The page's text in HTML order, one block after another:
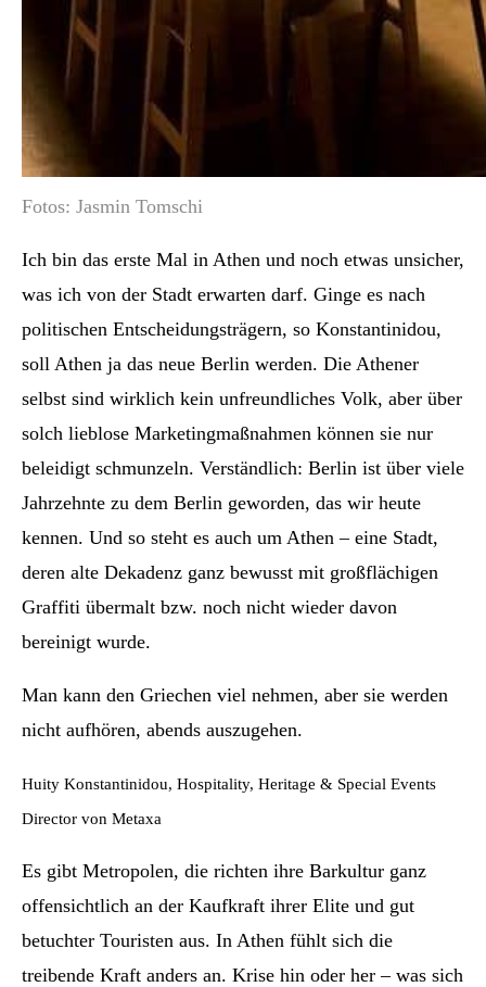
Fotos: Jasmin Tomschi
Ich bin das erste Mal in Athen und noch etwas unsicher,
was ich von der Stadt erwarten darf. Ginge es nach
politischen Entscheidungsträgern, so Konstantinidou,
soll Athen ja das neue Berlin werden. Die Athener
selbst sind wirklich kein unfreundliches Volk, aber über
solch lieblose Marketingmaßnahmen können sie nur
beleidigt schmunzeln. Verständlich: Berlin ist über viele
Jahrzehnte zu dem Berlin geworden, das wir heute
kennen. Und so steht es auch um Athen – eine Stadt,
deren alte Dekadenz ganz bewusst mit großflächigen
Graffiti übermalt bzw. noch nicht wieder davon
bereinigt wurde.
Man kann den Griechen viel nehmen, aber sie werden
nicht aufhören, abends auszugehen.
Huity Konstantinidou, Hospitality, Heritage & Special Events
Director von Metaxa
Es gibt Metropolen, die richten ihre Barkultur ganz
offensichtlich an der Kaufkraft ihrer Elite und gut
betuchter Touristen aus. In Athen fühlt sich die
treibende Kraft anders an. Krise hin oder her – was sich